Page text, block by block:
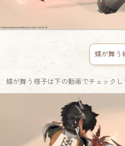
蝶が舞う
蝶が舞う様子は下の動画でチェックし